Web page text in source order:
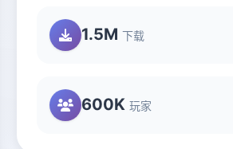
1.5M 下载
600K 玩家